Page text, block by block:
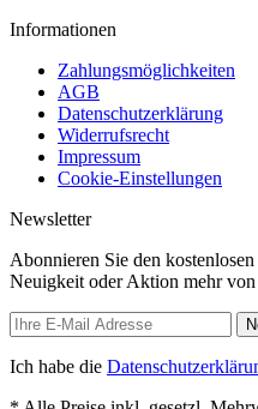
Informationen
Zahlungsmöglichkeiten
AGB
Datenschutzerklärung
Widerrufsrecht
Impressum
Cookie-Einstellungen
Newsletter
Abonnieren Sie den
Neuigkeit oder Aktion mehr
Ich habe die